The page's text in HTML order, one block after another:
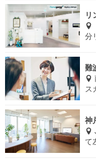
リ
分
難
ス
神
て